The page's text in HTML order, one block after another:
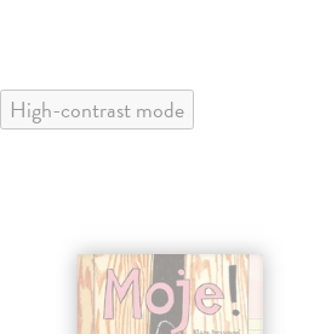
High-contrast mode